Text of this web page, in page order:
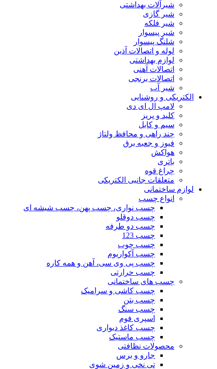
شیرآلات بهداشتی
شیر گازی
شیر فلکه
شیر پیسوار
شلنگ پیسوار
لوله و اتصالات آذین
لوازم بهداشتی
اتصالات آهنی
اتصالات برنجی
شیر آب
الکتریکی و روشنایی
لامپ ال ای دی
کلید و پریز
سیم و کابل
چند راهی و محافظ ولتاژ
فیوز و جعبه برق
هواکش
باتری
چراغ قوه
متعلقات جانبی الکتریکی
لوازم ساختمانی
انواع چسب
چسب نواری، چسب پهن، چسب شیشه ای
چسب دوقلو
چسب دو طرفه
چسب 123
چسب چوب
چسب آکواریوم
چسب پی وی سی، آهن و همه کاره
چسب حرارتی
چسب های ساختمانی
چسب کاشی و سرامیک
چسب بتن
چسب سنگ
اسپری فوم
چسب کاغذ دیواری
چسب ماستیک
محصولات نظافتی
جارو و برس
تی نخی و زمین شوی